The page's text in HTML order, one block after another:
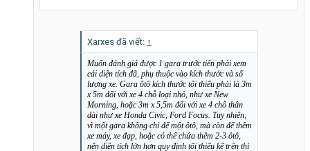
Xarxes đã viết: ↑
Muốn đánh giá được 1 gara trước tiên phải xem
cái diện tích đã, phụ thuộc vào kích thước và số
lượng xe. Gara ôtô kích thước tối thiểu phải là 3m
x 5m đối với xe 4 chỗ loại nhỏ, như xe New
Morning, hoặc 3m x 5,5m đối với xe 4 chỗ thân
dài như xe Honda Civic, Ford Focus. Tuy nhiên,
vì một gara không chỉ để một ôtô, mà còn để thêm
xe máy, xe đạp, hoặc có thể chứa thêm 2-3 ôtô,
nên diện tích lớn hơn quy định tối thiểu kể trên thì